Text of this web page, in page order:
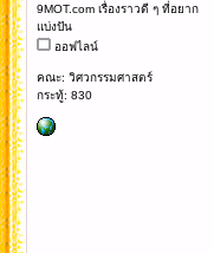
9MOT.com เรื่องราวดี ๆ ที่อยาก
แบ่งปัน
ออฟไลน์
คณะ: วิศวกรรมศาสตร์
กระทู้: 830